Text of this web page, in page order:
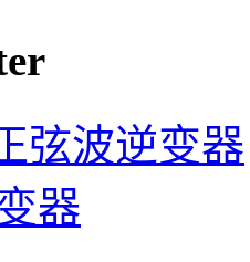
弦波逆变器
器